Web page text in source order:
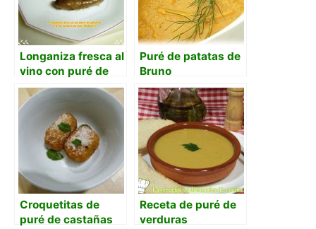
Longaniza fresca al
vino con puré de
patatas
Puré de patatas de
Bruno
Croquetitas de
puré de castañas
Receta de puré de
verduras